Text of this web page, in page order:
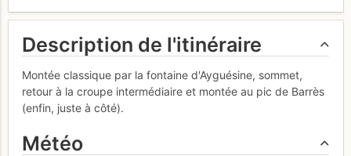
Description de l'itinéraire
Montée classique par la fontaine d'Ayguésine, sommet,
retour à la croupe intermédiaire et montée au pic de Barrès
(enfin, juste à côté).
Météo